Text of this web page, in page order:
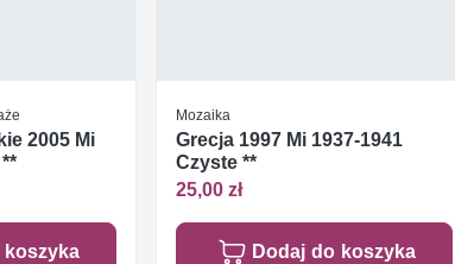
2005 Mi
Mozaika
Grecja 1997 Mi 1937-1941
Czyste **
25,00 zł
Dodaj do koszyka